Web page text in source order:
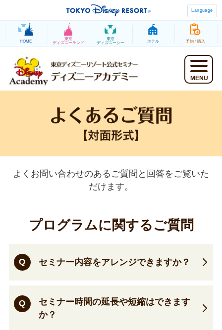
Language
HOME 東京
ディズニーランド
東京
ディズニーシー ホテル 予約 / 購入
MENU
よくお問い合わせのあるご質問と回答をご覧いた
だけます。
プログラムに関するご質問
Q セミナー内容をアレンジできますか？
Q
セミナー時間の延長や短縮はできます
か？